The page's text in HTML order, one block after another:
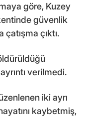
göre, Kuzey
güvenlik
çıktı.
verilmedi.
iki ayrı
kaybetmiş,